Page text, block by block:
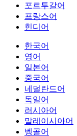
포르투갈어
프랑스어
힌디어
한국어
영어
일본어
중국어
네덜란드어
독일어
러시아어
말레이시아어
벵골어